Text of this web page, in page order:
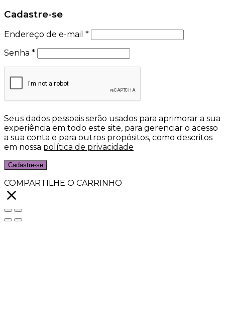
Cadastre-se
Endereço de e-mail *
Senha *
Seus dados pessoais serão usados para aprimorar a sua
experiência em todo este site, para gerenciar o acesso
a sua conta e para outros propósitos, como descritos
em nossa política de privacidade
Cadastre-se
COMPARTILHE O CARRINHO